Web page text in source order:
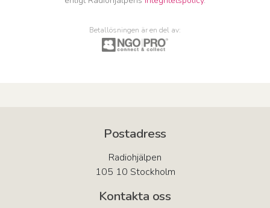
Betallösningen är en del av:
Postadress
Radiohjälpen
105 10 Stockholm
Kontakta oss